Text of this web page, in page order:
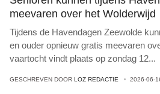
meevaren over het Wolderwijd
Tijdens de Havendagen Zeewolde
en ouder opnieuw gratis meevaren
vaartocht vindt plaats op zondag 12...
GESCHREVEN DOOR LOZ REDACTIE 2026-06-